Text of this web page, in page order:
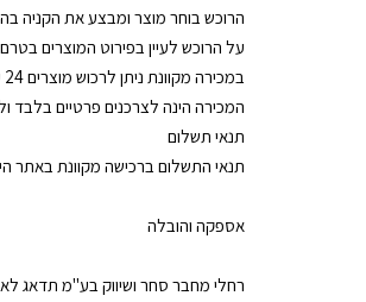
הרוכש בוחר מוצר ומבצע את הקניה
על הרוכש לעיין בפירוט המוצרים
במכירה מקוונת ניתן לרכוש מוצרים 24 שעות ביממה 365 יום בשנה, עד גמר המלאי.
המכירה הינה לצרכנים פרטיים בלבד
תנאי תשלום
תנאי התשלום ברכישה מקוונת באתר הינם כדלקמן: עד 300 ₪ תשלום אחד.
אספקה
רחלי מחבר סחר ושיווק בע"מ תדאג